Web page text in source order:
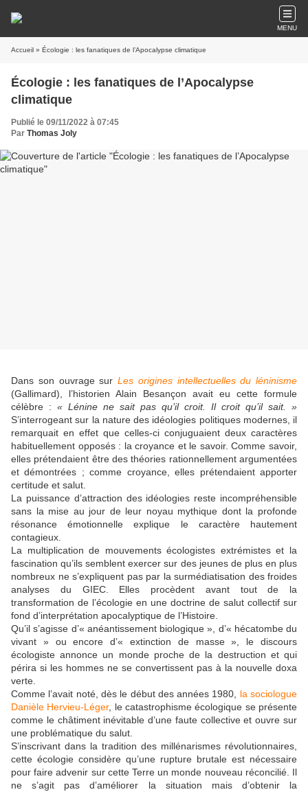
MENU
Accueil » Écologie : les fanatiques de l’Apocalypse climatique
Écologie : les fanatiques de l’Apocalypse
climatique
Publié le 09/11/2022 à 07:45
Par Thomas Joly
Dans son ouvrage sur Les origines intellectuelles du léninisme
(Gallimard), l’historien Alain Besançon avait eu cette formule
célèbre : « Lénine ne sait pas qu’il croit. Il croit qu’il sait. »
S’interrogeant sur la nature des idéologies politiques modernes, il
remarquait en effet que celles-ci conjuguaient deux caractères
habituellement opposés : la croyance et le savoir. Comme savoir,
elles prétendaient être des théories rationnellement argumentées
et démontrées ; comme croyance, elles prétendaient apporter
certitude et salut.
La puissance d’attraction des idéologies reste incompréhensible
sans la mise au jour de leur noyau mythique dont la profonde
résonance émotionnelle explique le caractère hautement
contagieux.
La multiplication de mouvements écologistes extrémistes et la
fascination qu’ils semblent exercer sur des jeunes de plus en plus
nombreux ne s’expliquent pas par la surmédiatisation des froides
analyses du GIEC. Elles procèdent avant tout de la
transformation de l’écologie en une doctrine de salut collectif sur
fond d’interprétation apocalyptique de l’Histoire.
Qu’il s’agisse d’« anéantissement biologique », d’« hécatombe du
vivant » ou encore d’« extinction de masse », le discours
écologiste annonce un monde proche de la destruction et qui
périra si les hommes ne se convertissent pas à la nouvelle doxa
verte.
Comme l’avait noté, dès le début des années 1980, la sociologue
Danièle Hervieu-Léger, le catastrophisme écologique se présente
comme le châtiment inévitable d’une faute collective et ouvre sur
une problématique du salut.
S’inscrivant dans la tradition des millénarismes révolutionnaires,
cette écologie considère qu’une rupture brutale est nécessaire
pour faire advenir sur cette Terre un monde nouveau réconcilié. Il
ne s’agit pas d’améliorer la situation mais d’obtenir la